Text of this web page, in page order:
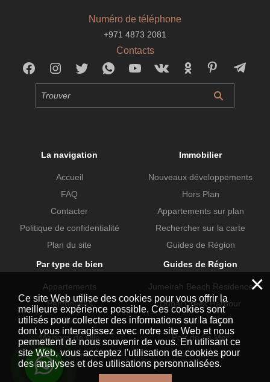
Numéro de téléphone
+971 4873 2081
Contacts
La navigation
Accueil
FAQ
Contacter
Politique de confidentialité
Plan du site
Immobilier
Nouveaux développements
Hors Plan
Appartements sur plan
Rechercher sur la carte
Guides de Région
Par type de bien
Appartements
Penthouses
Villas
Maisons de ville
Propriétés commerciales
Guides de Région
Jumeirah Beach Residence
Dubai Creek Harbour
Dubai Hills Estate
Port de La Mer
Business Bay
×
Ce site Web utilise des cookies pour vous offrir la
meilleure expérience possible. Ces cookies sont
utilisés pour collecter des informations sur la façon
dont vous interagissez avec notre site Web et nous
permettent de nous souvenir de vous. En utilisant ce
site Web, vous acceptez l'utilisation de cookies pour
des analyses et des utilisations personnalisées.